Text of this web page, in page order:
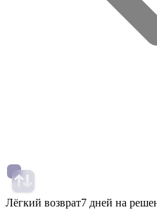
Лёгкий возврат7 дней на